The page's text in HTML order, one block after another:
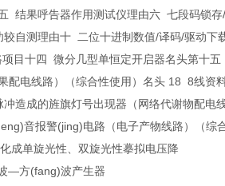
结果呼告器作用测试仪理由六 七段码锁
自测理由十 二位十进制数值/译码/驱动
目十四 微分几型单恒定开启器名头第十
配电线路）（综合性使用）名头 18 8线
造成的旌旗灯号出现器（网络代谢物配电
音报警(jing)电路（电子产物线路）（综
成单旋光性、双旋光性摹拟电压降
—方(fang)波产生器